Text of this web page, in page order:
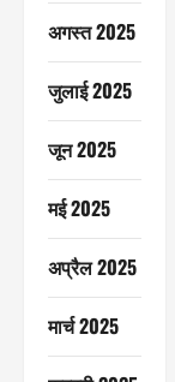
अगस्त 2025
जुलाई 2025
जून 2025
मई 2025
अप्रैल 2025
मार्च 2025